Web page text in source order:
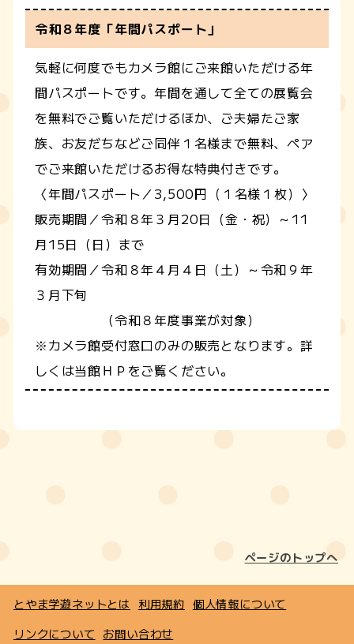
令和８年度「年間パスポート」
気軽に何度でもカメラ館にご来館いただける年
間パスポートです。年間を通して全ての展覧会
を無料でご覧いただけるほか、ご夫婦たご家
族、お友だちなどご同伴１名様まで無料、ペア
でご来館いただけるお得な特典付きです。
〈年間パスポート／3,500円（１名様１枚）〉
販売期間／令和８年３月20日（金・祝）～11
月15日（日）まで
有効期間／令和８年４月４日（土）～令和９年
３月下旬
（令和８年度事業が対象）
※カメラ館受付窓口のみの販売となります。詳
しくは当館ＨＰをご覧ください。
ページのトップへ
とやま学遊ネットとは 利用規約 個人情報について
リンクについて お問い合わせ